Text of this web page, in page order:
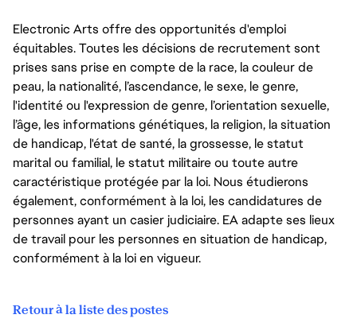
Electronic Arts offre des opportunités d'emploi
équitables. Toutes les décisions de recrutement sont
prises sans prise en compte de la race, la couleur de
peau, la nationalité, l’ascendance, le sexe, le genre,
l'identité ou l'expression de genre, l’orientation sexuelle,
l’âge, les informations génétiques, la religion, la situation
de handicap, l'état de santé, la grossesse, le statut
marital ou familial, le statut militaire ou toute autre
caractéristique protégée par la loi. Nous étudierons
également, conformément à la loi, les candidatures de
personnes ayant un casier judiciaire. EA adapte ses lieux
de travail pour les personnes en situation de handicap,
conformément à la loi en vigueur.
Retour à la liste des postes